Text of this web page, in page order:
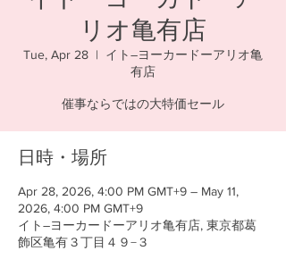
リオ亀有店
Tue, Apr 28
  |
イト―ヨーカードーアリオ亀
有店
催事ならではの大特価セール
日時・場所
Apr 28, 2026, 4:00 PM GMT+9 – May 11,
2026, 4:00 PM GMT+9
イト―ヨーカードーアリオ亀有店, 東京都葛
飾区亀有３丁目４９−３